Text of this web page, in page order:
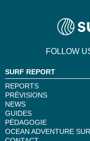
FOLLOW
SURF REPORT
REPORTS
PRÉVISIONS
NEWS
GUIDES
PÉDAGOGIE
OCEAN ADVENTURE